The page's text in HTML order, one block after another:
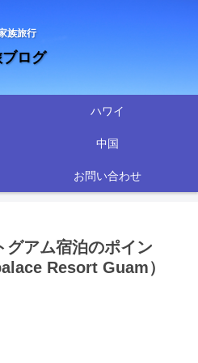
族旅行
ログ
ハワイ
中国
お問い合わせ
グアム宿泊のポイン
Resort Guam）